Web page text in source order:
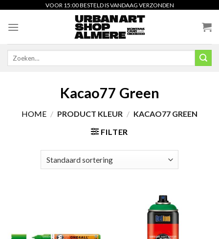
content
VOOR 15:00 BESTELD IS VANDAAG VERZONDEN
Kacao77 Green
HOME / PRODUCT KLEUR / KACAO77 GREEN
FILTER